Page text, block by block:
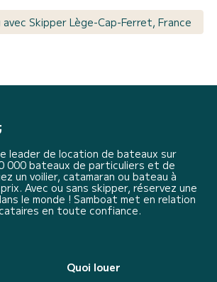
Skipper Lège-Cap-Ferret, France
leader de location de bateaux sur
000 bateaux de particuliers et de
un voilier, catamaran ou bateau à
Avec ou sans skipper, réservez une
le monde ! Samboat met en relation
en toute confiance.
Quoi louer